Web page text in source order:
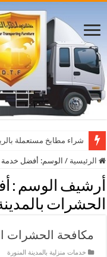
شراء مطابخ مستعملة
الرئيسية / الوسم: أفضل خدمة
أرشيف الوسم :
الحشرات
مكافحة الحشرات
خدمات منزلية بالمدينة المنورة